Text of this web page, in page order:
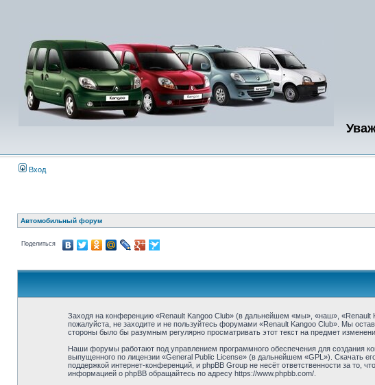
Вход
Автомобильный форум
Поделиться
Заходя на конференцию «Renault Kangoo Club» (в дальнейшем «мы», «наш»,
пожалуйста, не заходите и не пользуйтесь форумами «Renault Kangoo Club». Мы
стороны было бы разумным регулярно просматривать этот текст на предмет
Наши форумы работают под управлением программного обеспечения для создания
выпущенного по лицензии «General Public License» (в дальнейшем «GPL»). Скачать
поддержкой интернет-конференций, и phpBB Group не несёт ответственности за то,
информацией о phpBB обращайтесь по адресу https://www.phpbb.com/.